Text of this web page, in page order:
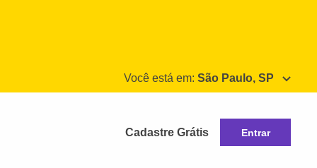
Você está em: São Paulo, SP
Cadastre Grátis Entrar